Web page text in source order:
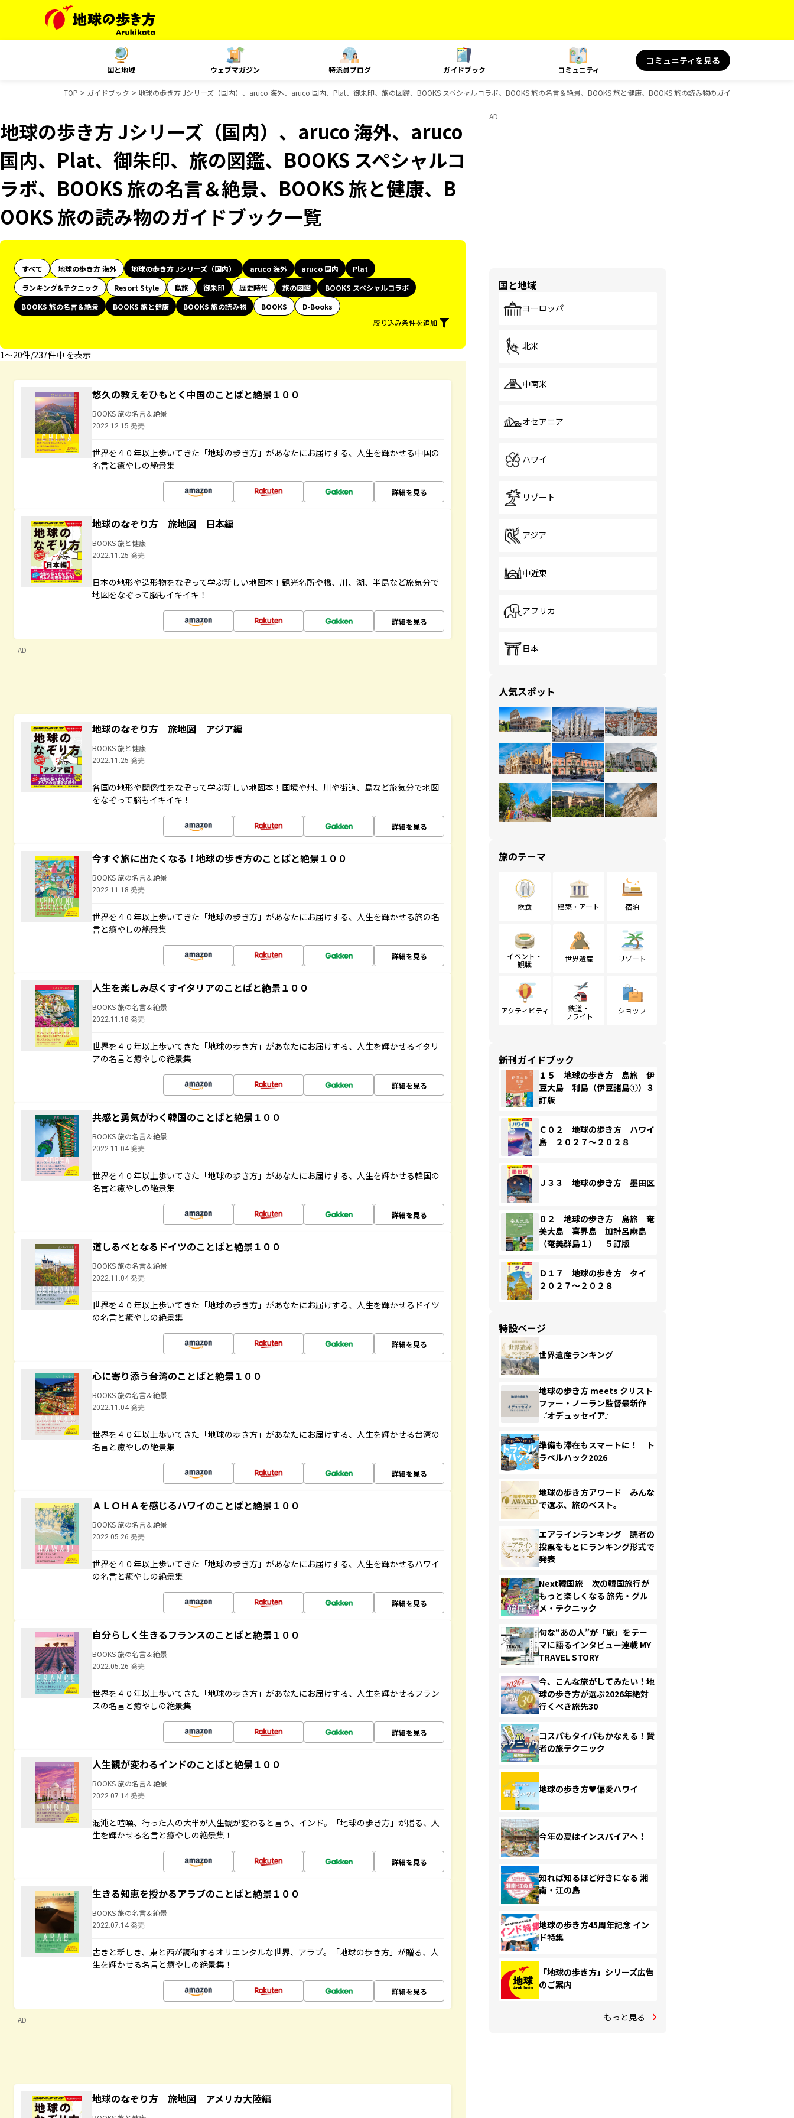
国と地域 ウェブマガジン 特派員ブログ ガイドブック コミュニティ
コミュニティを見る
TOP ガイドブック 地球の歩き方 Jシリーズ（国内）、aruco 海外、aruco 国内、Plat、御朱印、旅の図鑑、BOOKS スペシャルコラボ、BOOKS 旅の名言＆絶景、BOOKS 旅と健康、BOOKS 旅の読み物のガイドブック一覧
地球の歩き方 Jシリーズ（国内）、aruco 海外、aruco
国内、Plat、御朱印、旅の図鑑、BOOKS スペシャルコ
ラボ、BOOKS 旅の名言＆絶景、BOOKS 旅と健康、B
OOKS 旅の読み物のガイドブック一覧
すべて 地球の歩き方 海外 地球の歩き方 Jシリーズ（国内） aruco 海外 aruco 国内
Plat
ランキング&テクニック
Resort Style 島旅 御朱印 歴史時代 旅の図鑑
BOOKS スペシャルコラボ
BOOKS 旅の名言＆絶景
BOOKS 旅と健康 BOOKS 旅の読み物 BOOKS
D-Books
絞り込み条件を追加
1〜20件/237件中 を表示
悠久の教えをひもとく中国のことばと絶景１００
BOOKS 旅の名言＆絶景
2022.12.15 発売
世界を４０年以上歩いてきた「地球の歩き方」があなたにお届けする、人生を輝かせる中国の
名言と癒やしの絶景集
詳細を見る
地球のなぞり方 旅地図 日本編
BOOKS 旅と健康
2022.11.25 発売
日本の地形や造形物をなぞって学ぶ新しい地図本！観光名所や橋、川、湖、半島など旅気分で
地図をなぞって脳もイキイキ！
詳細を見る
AD
地球のなぞり方 旅地図 アジア編
BOOKS 旅と健康
2022.11.25 発売
各国の地形や関係性をなぞって学ぶ新しい地図本！国境や州、川や街道、島など旅気分で地図
をなぞって脳もイキイキ！
詳細を見る
今すぐ旅に出たくなる！地球の歩き方のことばと絶景１００
BOOKS 旅の名言＆絶景
2022.11.18 発売
世界を４０年以上歩いてきた「地球の歩き方」があなたにお届けする、人生を輝かせる旅の名
言と癒やしの絶景集
詳細を見る
人生を楽しみ尽くすイタリアのことばと絶景１００
BOOKS 旅の名言＆絶景
2022.11.18 発売
世界を４０年以上歩いてきた「地球の歩き方」があなたにお届けする、人生を輝かせるイタリ
アの名言と癒やしの絶景集
詳細を見る
共感と勇気がわく韓国のことばと絶景１００
BOOKS 旅の名言＆絶景
2022.11.04 発売
世界を４０年以上歩いてきた「地球の歩き方」があなたにお届けする、人生を輝かせる韓国の
名言と癒やしの絶景集
詳細を見る
道しるべとなるドイツのことばと絶景１００
BOOKS 旅の名言＆絶景
2022.11.04 発売
世界を４０年以上歩いてきた「地球の歩き方」があなたにお届けする、人生を輝かせるドイツ
の名言と癒やしの絶景集
詳細を見る
心に寄り添う台湾のことばと絶景１００
BOOKS 旅の名言＆絶景
2022.11.04 発売
世界を４０年以上歩いてきた「地球の歩き方」があなたにお届けする、人生を輝かせる台湾の
名言と癒やしの絶景集
詳細を見る
ＡＬＯＨＡを感じるハワイのことばと絶景１００
BOOKS 旅の名言＆絶景
2022.05.26 発売
世界を４０年以上歩いてきた「地球の歩き方」があなたにお届けする、人生を輝かせるハワイ
の名言と癒やしの絶景集
詳細を見る
自分らしく生きるフランスのことばと絶景１００
BOOKS 旅の名言＆絶景
2022.05.26 発売
世界を４０年以上歩いてきた「地球の歩き方」があなたにお届けする、人生を輝かせるフラン
スの名言と癒やしの絶景集
詳細を見る
人生観が変わるインドのことばと絶景１００
BOOKS 旅の名言＆絶景
2022.07.14 発売
混沌と喧噪、行った人の大半が人生観が変わると言う、インド。「地球の歩き方」が贈る、人
生を輝かせる名言と癒やしの絶景集！
詳細を見る
生きる知恵を授かるアラブのことばと絶景１００
BOOKS 旅の名言＆絶景
2022.07.14 発売
古きと新しき、東と西が調和するオリエンタルな世界、アラブ。「地球の歩き方」が贈る、人
生を輝かせる名言と癒やしの絶景集！
詳細を見る
AD
地球のなぞり方 旅地図 アメリカ大陸編
AD
国と地域
ヨーロッパ
北米
中南米
オセアニア
ハワイ
リゾート
アジア
中近東
アフリカ
日本
人気スポット
旅のテーマ
飲食 建築・アート 宿泊
イベント・
観戦
世界遺産 リゾート
アクティビティ
鉄道・
フライト
ショップ
新刊ガイドブック
１５ 地球の歩き方 島旅 伊
豆大島 利島（伊豆諸島①）３
訂版
Ｃ０２ 地球の歩き方 ハワイ
島 ２０２７～２０２８
Ｊ３３ 地球の歩き方 墨田区
０２ 地球の歩き方 島旅 奄
美大島 喜界島 加計呂麻島
（奄美群島１） ５訂版
Ｄ１７ 地球の歩き方 タイ
２０２７～２０２８
特設ページ
世界遺産ランキング
地球の歩き方 meets クリスト
ファー・ノーラン監督最新作
『オデュッセイア』
準備も滞在もスマートに！ ト
ラベルハック2026
地球の歩き方アワード みんな
で選ぶ、旅のベスト。
エアラインランキング 読者の
投票をもとにランキング形式で
発表
Next韓国旅 次の韓国旅行が
もっと楽しくなる 旅先・グル
メ・テクニック
旬な“あの人”が「旅」をテー
マに語るインタビュー連載 MY
TRAVEL STORY
今、こんな旅がしてみたい！地
球の歩き方が選ぶ2026年絶対
行くべき旅先30
コスパもタイパもかなえる！賢
者の旅テクニック
地球の歩き方♥偏愛ハワイ
今年の夏はインスパイアへ！
知れば知るほど好きになる 湘
南・江の島
地球の歩き方45周年記念 イン
ド特集
「地球の歩き方」シリーズ広告
のご案内
もっと見る